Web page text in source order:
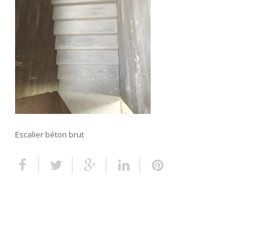
Escalier extérieur
Finitions pour escalier
Escalier béton brut